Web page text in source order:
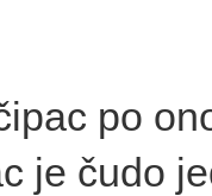
po
je čudo